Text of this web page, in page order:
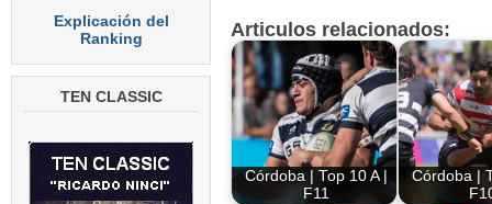
Explicación del
Ranking
TEN CLASSIC
Articulos relacionados:
Córdoba | Top 10 A |
F11
Córdoba |